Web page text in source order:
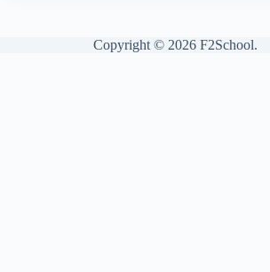
Copyright © 2026 F2School.